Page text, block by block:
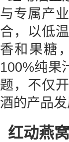
与专属产
合，以低
香和果糖
100%纯果
题，不仅
酒的产品
红动燕